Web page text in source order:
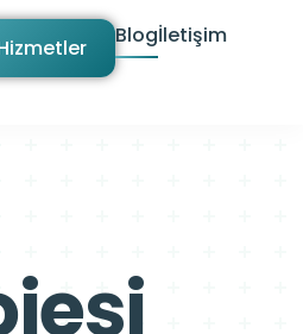
Blogİletişim